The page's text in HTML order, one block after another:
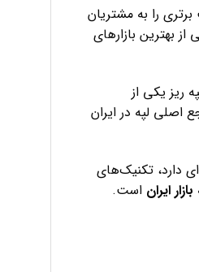
برتری را به مشتریان
بهترین بازارهای
ریز یکی از
اصلی لپه در ایران
دارد، تکنیک‌های
بازار ایران است.